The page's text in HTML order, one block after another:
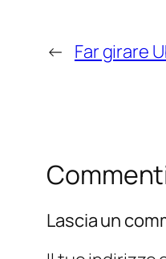
← Far girare
Lascia un